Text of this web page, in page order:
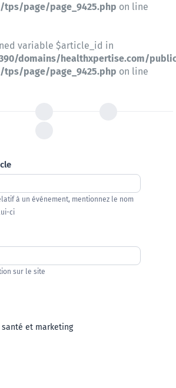
page/page_9425.php on line
variable $article_id in
domains/healthxpertise.com/
page/page_9425.php on line
à un événement, mentionnez le nom
ci
sur le site
et marketing